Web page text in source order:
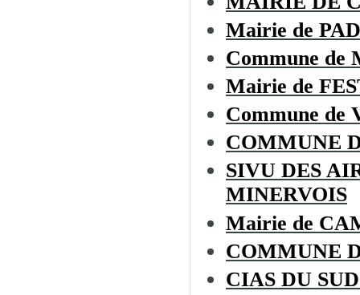
Mairie de
Commune de
Mairie de
Commune de
COMMUNE
SIVU DES
MINERVOIS
Mairie de
COMMUNE
CIAS DU